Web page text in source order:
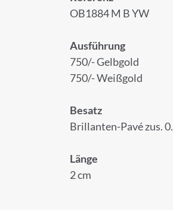
OB1884 M B YW
Ausführung
750/- Gelbgold
750/- Weißgold
Besatz
Brillanten-Pavé zus.
Länge
2 cm